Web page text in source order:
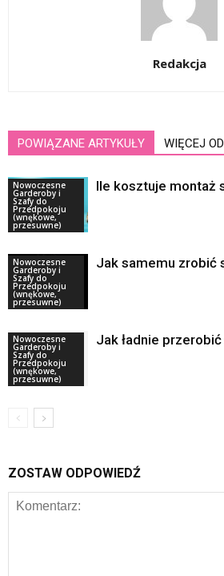
Redakcja
POWIĄZANE ARTYKUŁY WIĘCEJ
Nowoczesne
Garderoby i
Szafy do
Przedpokoju
(wnękowe,
przesuwne)
Ile kosztuje montaż
Nowoczesne
Garderoby i
Szafy do
Przedpokoju
(wnękowe,
przesuwne)
Jak samemu zrobić
Nowoczesne
Garderoby i
Szafy do
Przedpokoju
(wnękowe,
przesuwne)
Jak ładnie
ZOSTAW ODPOWIEDŹ